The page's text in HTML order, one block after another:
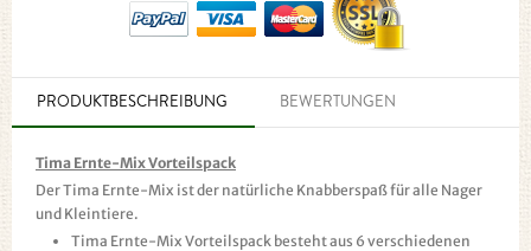
PRODUKTBESCHREIBUNG BEWERTUNGEN
Tima Ernte-Mix Vorteilspack
Der Tima Ernte-Mix ist der natürliche Knabberspaß für alle Nager
und Kleintiere.
Tima Ernte-Mix Vorteilspack besteht aus 6 verschiedenen